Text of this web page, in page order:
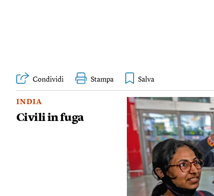
Condividi Stampa
INDIA
Civili in fuga